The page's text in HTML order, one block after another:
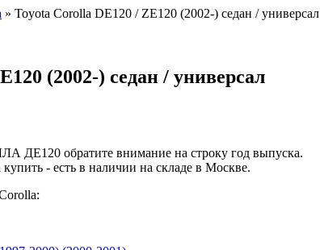
» Toyota Corolla DE120 / ZE120 (2002-) седан / универсал
(2002-) седан / универсал
ДЕ120 обратите внимание на строку год выпуска.
- есть в наличии на складе в Москве.